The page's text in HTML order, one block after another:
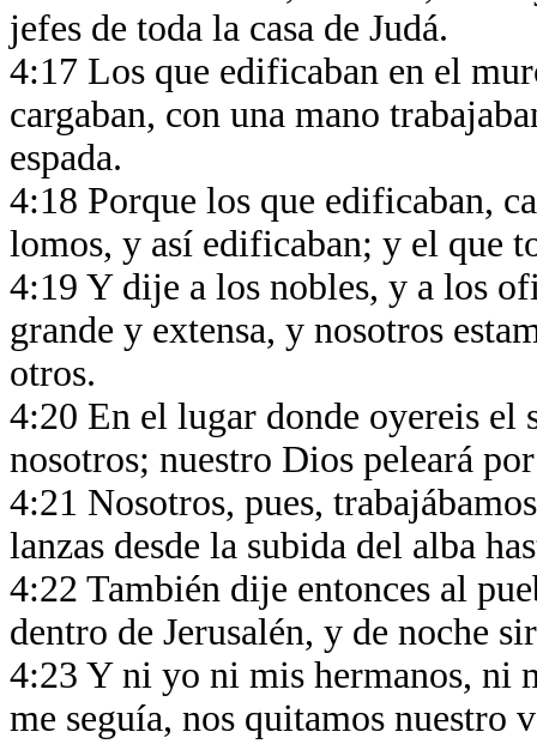
jefes de toda la casa de Judá.
4:17 Los que edificaban en el
cargaban, con una mano
espada.
4:18 Porque los que edificaban,
lomos, y así edificaban; y el que
4:19 Y dije a los nobles, y a los
grande y extensa, y nosotros
otros.
4:20 En el lugar donde oyereis
nosotros; nuestro Dios peleará
4:21 Nosotros, pues,
lanzas desde la subida del alba
4:22 También dije entonces al
dentro de Jerusalén, y de noche
4:23 Y ni yo ni mis hermanos, ni
me seguía, nos quitamos nuestro